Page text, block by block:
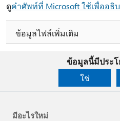
ดูคําศัพท์ที่ Microsoft ใช้เพื่ออธิ
ข้อมูลไฟล์เพิ่มเติม
ข้อมูลนี้มีประ
ใช่
มีอะไรใหม่